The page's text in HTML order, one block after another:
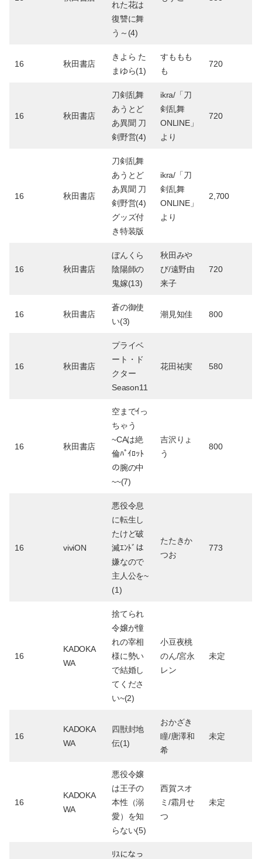
れた花は
復讐に舞
う～(4)
16 秋田書店
きよら た
まゆら(1)
すももも
も
720
16 秋田書店
刀剣乱舞
あうとど
あ異聞 刀
剣野営(4)
ikra/「刀
剣乱舞
ONLINE」
より
720
16 秋田書店
刀剣乱舞
あうとど
あ異聞 刀
剣野営(4)
グッズ付
き特装版
ikra/「刀
剣乱舞
ONLINE」
より
2,700
16 秋田書店
ぼんくら
陰陽師の
鬼嫁(13)
秋田みや
び/遠野由
来子
720
16 秋田書店
蒼の御使
い(3)
潮見知佳 800
16 秋田書店
プライベ
ート・ド
クター
Season11
花田祐実 580
16 秋田書店
空までｲっ
ちゃう
~CAは絶
倫ﾊﾟｲﾛｯﾄ
の腕の中
~~(7)
吉沢りょ
う
800
16 viviON
悪役令息
に転生し
たけど破
滅ｴﾝﾄﾞは
嫌なので
主人公を~
(1)
たたきか
つお
773
16
KADOKA
WA
捨てられ
令嬢が憧
れの宰相
様に勢い
で結婚し
てくださ
い~(2)
小豆夜桃
のん/宮永
レン
未定
16
KADOKA
WA
四獣封地
伝(1)
おかざき
瞳/唐澤和
希
未定
16
KADOKA
WA
悪役令嬢
は王子の
本性（溺
愛）を知
らない(5)
西賀スオ
ミ/霜月せ
つ
未定
ﾘｽになっ